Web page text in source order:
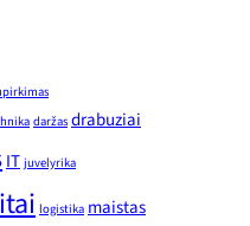
daržas drabuziai
IT juvelyrika
logistika maistas